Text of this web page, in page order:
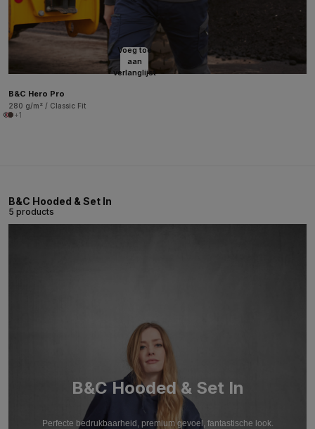
Voeg toe
aan
verlanglijst
B&C Hero Pro
280 g/m² / Classic Fit
+1
B&C Hooded & Set In
5 products
B&C Hooded & Set In
Perfecte bedrukbaarheid, premium gevoel, fantastische look.